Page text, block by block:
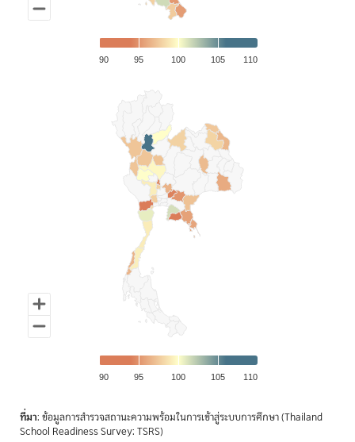
90 95 100 105 110
Map of Thailand with 1 data series.
90 95 100 105 110
End of interactive chart.
ที่มา: ข้อมูลการสำรวจสถานะความพร้อมในการเข้าสู่ระบบการศึกษา (Thailand
School Readiness Survey: TSRS)